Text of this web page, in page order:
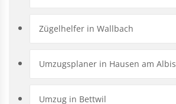
Zügelhelfer in Wallbach
Umzugsplaner in Hausen am Albis
Umzug in Bettwil